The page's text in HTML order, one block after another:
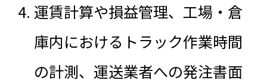
運賃計算や損益管理、工場・倉
庫内におけるトラック作業時間
の計測、運送業者への発注書面